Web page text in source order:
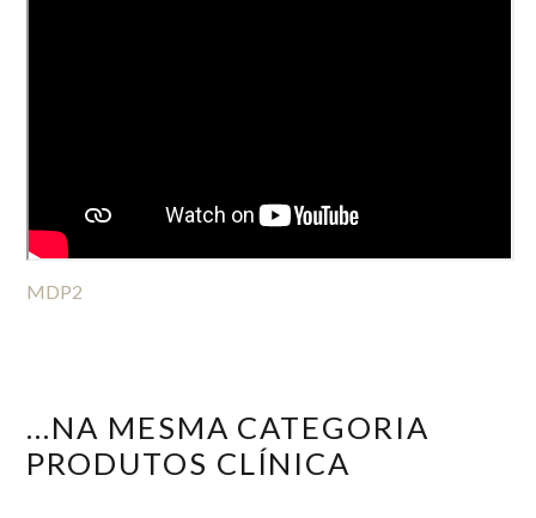
MDP2
...NA MESMA CATEGORIA
PRODUTOS CLÍNICA